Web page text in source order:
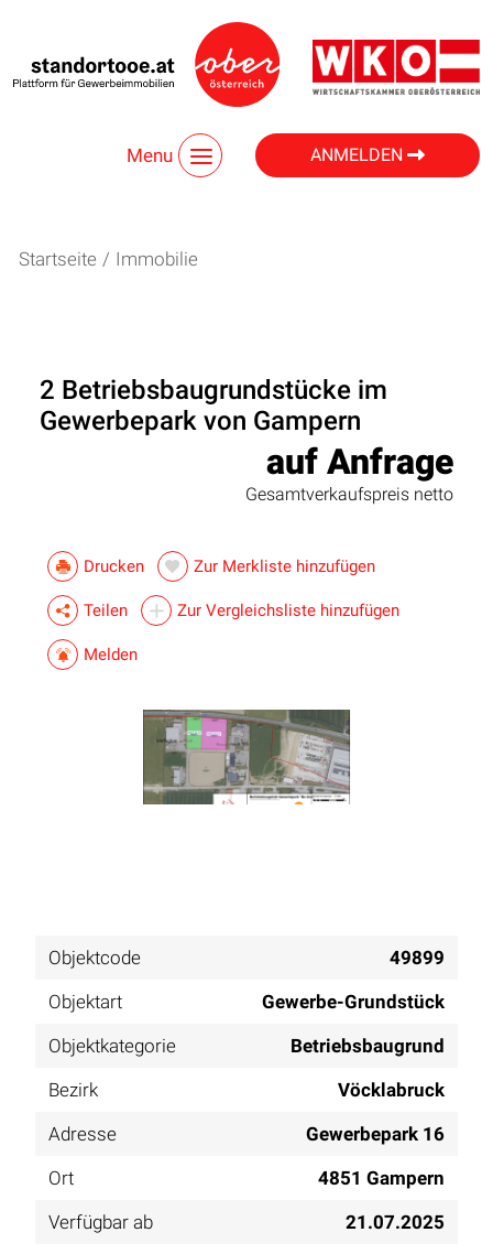
Menu ANMELDEN
Startseite / Immobilie
2 Betriebsbaugrundstücke im
Gewerbepark von Gampern
auf Anfrage
Gesamtverkaufspreis netto
Drucken Zur Merkliste hinzufügen
Teilen Zur Vergleichsliste hinzufügen
Melden
Objektcode
49899
Objektart
Gewerbe-Grundstück
Objektkategorie
Betriebsbaugrund
Bezirk
Vöcklabruck
Adresse
Gewerbepark 16
Ort
4851 Gampern
Verfügbar ab
21.07.2025